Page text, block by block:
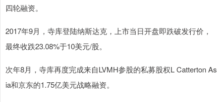
四轮融资。
2017年9月，寺库登陆纳斯达克，上市当日开盘即跌破发行价，
最终收跌23.08%于10美元/股。
次年8月，寺库再度完成来自LVMH参股的私募股权L Catterton As
ia和京东的1.75亿美元战略融资。